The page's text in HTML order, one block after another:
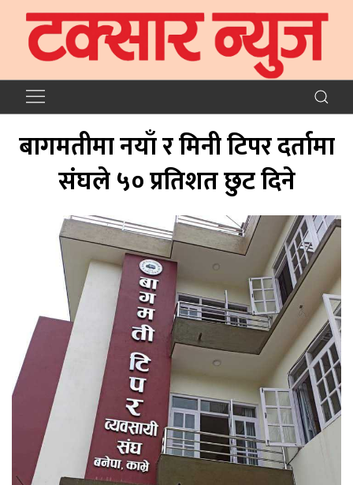
बागमतीमा नयाँ र मिनी टिपर दर्तामा
संघले ५० प्रतिशत छुट दिने